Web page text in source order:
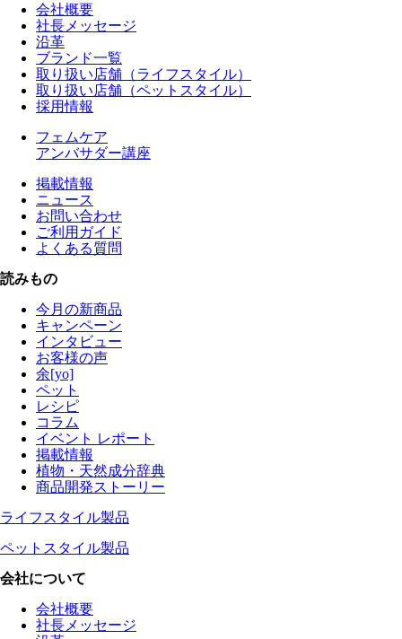
会社概要
社長メッセージ
沿革
ブランド一覧
取り扱い店舗（ライフスタイル）
取り扱い店舗（ペットスタイル）
採用情報
フェムケア
アンバサダー講座
掲載情報
ニュース
お問い合わせ
ご利用ガイド
よくある質問
読みもの
今月の新商品
キャンペーン
インタビュー
お客様の声
余[yo]
ペット
レシピ
コラム
イベント レポート
掲載情報
植物・天然成分辞典
商品開発ストーリー
ライフスタイル製品
ペットスタイル製品
会社について
会社概要
社長メッセージ